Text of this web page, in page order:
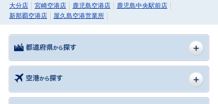
大分店
宮崎空港店 鹿児島空港店
鹿児島中央駅前店
新那覇空港店
屋久島空港営業所